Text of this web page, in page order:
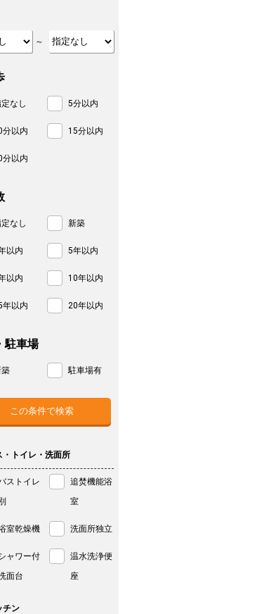
～
なし 5分以内
分以内 15分以内
分以内
なし 新築
以内 5年以内
以内 10年以内
年以内 20年以内
駐車場
駐車場有
トイレ・洗面所
ストイレ
追焚機能浴
室
室乾燥機 洗面所独立
ャワー付
面台
温水洗浄便
座
ン